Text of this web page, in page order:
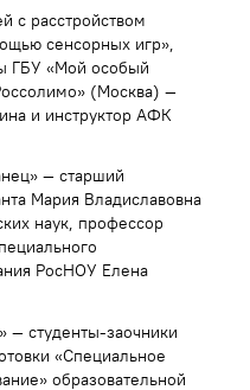
с расстройством
сенсорных игр»,
ГБУ «Мой особый
(Москва) —
и инструктор АФК
— старший
Мария Владиславовна
наук, профессор
РосНОУ Елена
— студенты-заочники
«Специальное
образовательной